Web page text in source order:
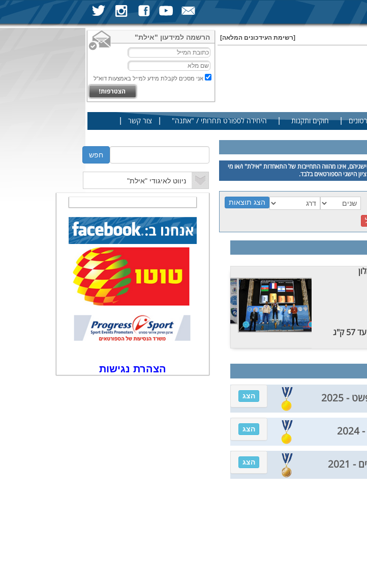
הרשמה למידעון "אילת"
אני מסכים לקבלת מידע למייל באמצעות דוא"ל
[רשימת העידכונים המלאה]
| חוקים ותקנות | היחידה לספורט תחרותי / "אתנה" צור קשר
אינו מהווה התחייבות של התאחדות "אילת" ו/או מי
הישגי הספורטאים בלבד.
2025 הצג
הצג
הצג
הצהרת נגישות